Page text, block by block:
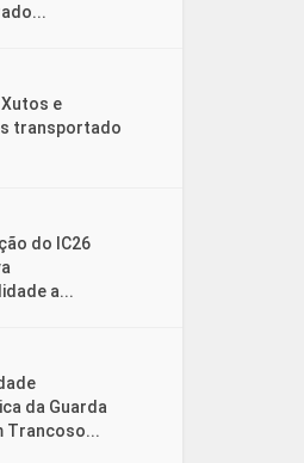
e
transportado
do IC26
a...
da Guarda
Trancoso...